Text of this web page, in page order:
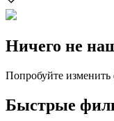
Ничего не
Попробуйте
Быстрые